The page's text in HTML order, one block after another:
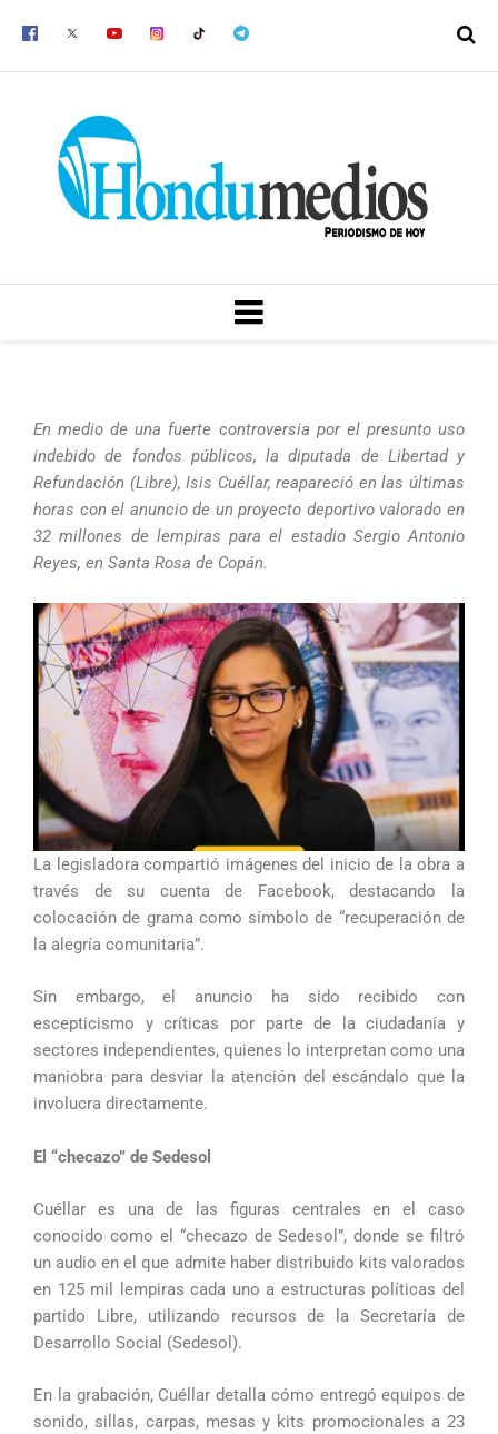
MENU
En medio de una fuerte controversia por el presunto uso
indebido de fondos públicos, la diputada de Libertad y
Refundación (Libre), Isis Cuéllar, reapareció en las últimas
horas con el anuncio de un proyecto deportivo valorado en
32 millones de lempiras para el estadio Sergio Antonio
Reyes, en Santa Rosa de Copán.
La legisladora compartió imágenes del inicio de la obra a
través de su cuenta de Facebook, destacando la
colocación de grama como símbolo de “recuperación de
la alegría comunitaria”.
Sin embargo, el anuncio ha sido recibido con
escepticismo y críticas por parte de la ciudadanía y
sectores independientes, quienes lo interpretan como una
maniobra para desviar la atención del escándalo que la
involucra directamente.
El “checazo” de Sedesol
Cuéllar es una de las figuras centrales en el caso
conocido como el “checazo de Sedesol”, donde se filtró
un audio en el que admite haber distribuido kits valorados
en 125 mil lempiras cada uno a estructuras políticas del
partido Libre, utilizando recursos de la Secretaría de
Desarrollo Social (Sedesol).
En la grabación, Cuéllar detalla cómo entregó equipos de
sonido, sillas, carpas, mesas y kits promocionales a 23